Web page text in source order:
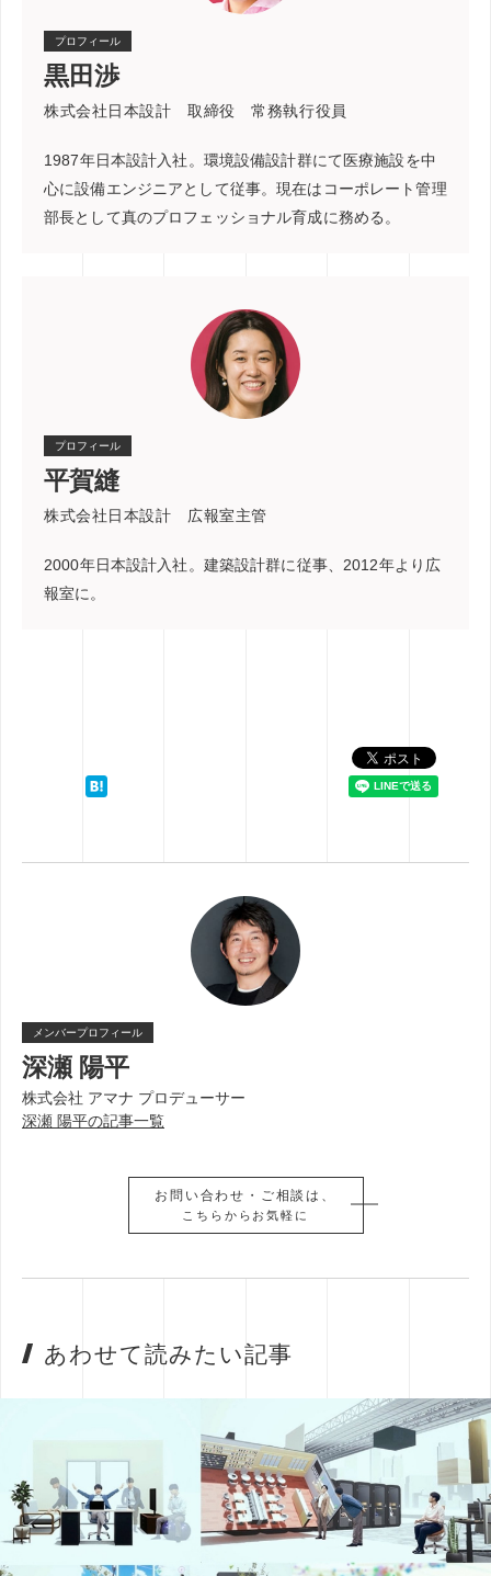
プロフィール
黒田渉
株式会社日本設計 取締役 常務執行役員
1987年日本設計入社。環境設備設計群にて医療施設を中
心に設備エンジニアとして従事。現在はコーポレート管理
部長として真のプロフェッショナル育成に務める。
プロフィール
平賀縫
株式会社日本設計 広報室主管
2000年日本設計入社。建築設計群に従事、2012年より広
報室に。
メンバープロフィール
深瀬 陽平
株式会社 アマナ プロデューサー
深瀬 陽平の記事一覧
お問い合わせ・ご相談は、
こちらからお気軽に
お問い合わせ・ご相談は、
こちらからお気軽に
あわせて読みたい記事